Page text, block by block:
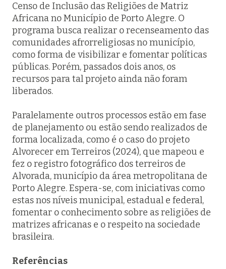
Censo de Inclusão das Religiões de Matriz
Africana no Município de Porto Alegre. O
programa busca realizar o recenseamento das
comunidades afrorreligiosas no município,
como forma de visibilizar e fomentar políticas
públicas. Porém, passados dois anos, os
recursos para tal projeto ainda não foram
liberados.
Paralelamente outros processos estão em fase
de planejamento ou estão sendo realizados de
forma localizada, como é o caso do projeto
Alvorecer em Terreiros (2024), que mapeou e
fez o registro fotográfico dos terreiros de
Alvorada, município da área metropolitana de
Porto Alegre. Espera-se, com iniciativas como
estas nos níveis municipal, estadual e federal,
fomentar o conhecimento sobre as religiões de
matrizes africanas e o respeito na sociedade
brasileira.
Referências